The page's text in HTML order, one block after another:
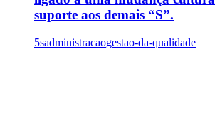
suporte aos demais “S”.
5sadministracaogestao-da-qualidade